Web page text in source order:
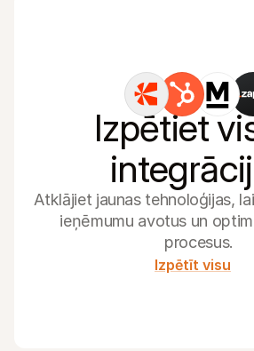
Izpētiet
Atklājiet jaunas tehnoloģijas,
ieņēmumu avotus un
procesus.
Izpētīt visu